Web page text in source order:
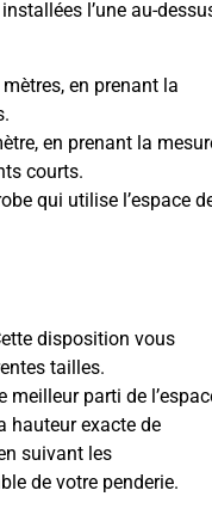
l’une au-
en prenant la
en prenant la
courts.
qui utilise l’espace
disposition vous
tailles.
meilleur parti de
hauteur exacte de
suivant les
de votre penderie.